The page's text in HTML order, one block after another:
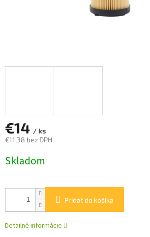
€14 / ks
€11,38 bez DPH
cena:
Skladom
Pridať do košíka
Detailné informácie